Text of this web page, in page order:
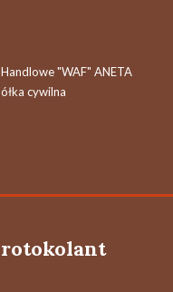
"WAF" ANETA
cywilna